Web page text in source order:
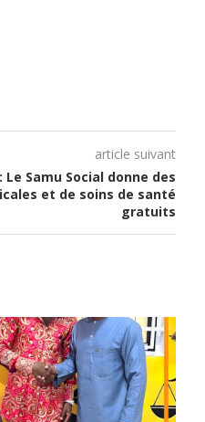
article suivant
Le Samu Social donne des
et de soins de santé
gratuits